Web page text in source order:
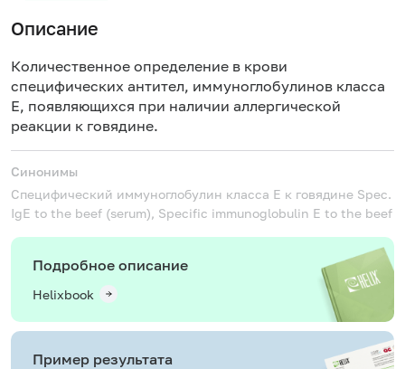
Описание
Количественное определение в крови
специфических антител, иммуноглобулинов класса
E, появляющихся при наличии аллергической
реакции к говядине.
Синонимы
Специфический иммуноглобулин класса Е к говядине Spec.
IgE to the beef (serum), Specific immunoglobulin E to the beef
Подробное описание
Helixbook
Пример результата